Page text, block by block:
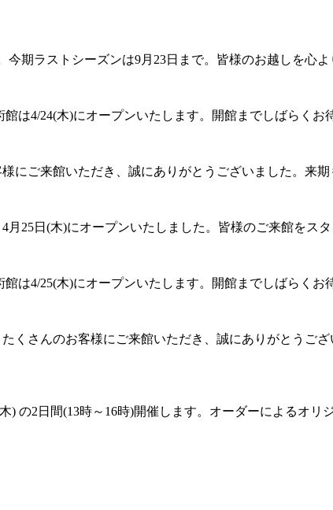
期ラストシーズンは9月23日まで。皆様のお越しを心よ
は4/24(木)にオープンいたします。開館までしばらくお
にご来館いただき、誠にありがとうございました。来
月25日(木)にオープンいたしました。皆様のご来館をス
は4/25(木)にオープンいたします。開館までしばらくお
くさんのお客様にご来館いただき、誠にありがとうご
) の2日間(13時～16時)開催します。オーダーによるオ